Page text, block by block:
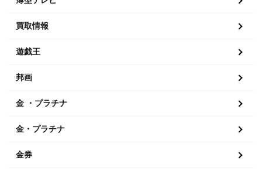
買取情報
遊戯王
邦画
金 ・プラチナ
金・プラチナ
金券